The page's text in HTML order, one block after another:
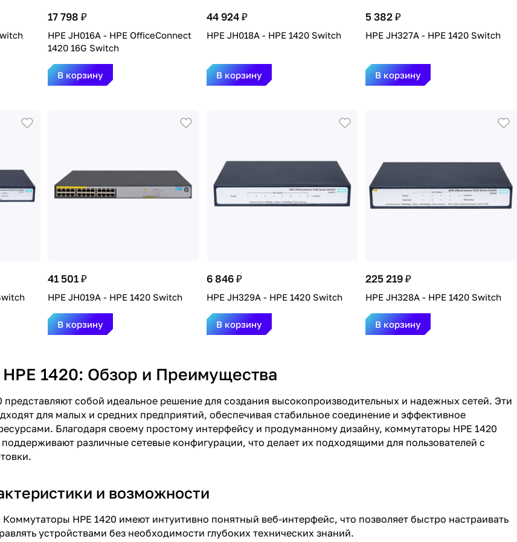
17 798 ₽
HPE JH016A - HPE OfficeConnect
1420 16G Switch
В корзину
44 924 ₽
HPE JH018A - HPE 1420 Switch
В корзину
5 382 ₽
HPE JH327A - HPE 1420 Switch
В корзину
41 501 ₽
HPE JH019A - HPE 1420 Switch
В корзину
6 846 ₽
HPE JH329A - HPE 1420 Switch
В корзину
225 219 ₽
HPE JH328A - HPE 1420 Switch
В корзину
1420: Обзор и Преимущества
представляют собой идеальное решение для создания высокопроизводительных и надежных сетей. Эти
для малых и средних предприятий, обеспечивая стабильное соединение и эффективное
Благодаря своему простому интерфейсу и продуманному дизайну, коммутаторы HPE 1420
поддерживают различные сетевые конфигурации, что делает их подходящими для пользователей с
и возможности
Коммутаторы HPE 1420 имеют интуитивно понятный веб-интерфейс, что позволяет быстро настраивать
устройствами без необходимости глубоких технических знаний.